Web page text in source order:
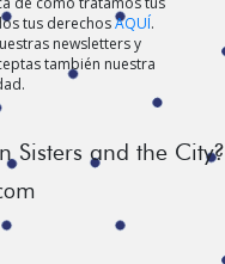
tus derechosAQUÍ.
newsletters y
también nuestra
Sisters and the City?